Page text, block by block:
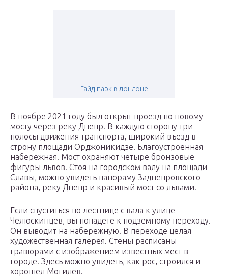
Гайд-парк в лондоне
В ноябре 2021 году был открыт проезд по новому
мосту через реку Днепр. В каждую сторону три
полосы движения транспорта, широкий въезд в
строну площади Орджоникидзе. Благоустроенная
набережная. Мост охраняют четыре бронзовые
фигуры львов. Стоя на городском валу на площади
Славы, можно увидеть панораму Заднепровского
района, реку Днепр и красивый мост со львами.
Если спуститься по лестнице с вала к улице
Челюскинцев, вы попадете к подземному переходу.
Он выводит на набережную. В переходе целая
художественная галерея. Стены расписаны
гравюрами с изображением известных мест в
городе. Здесь можно увидеть, как рос, строился и
хорошел Могилев.